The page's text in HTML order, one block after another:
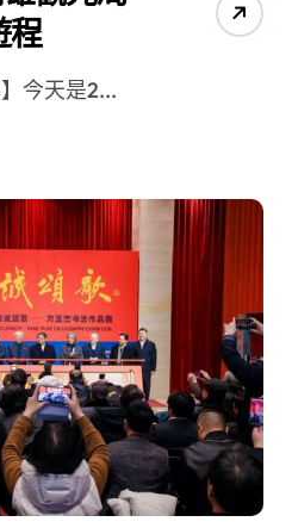
程
】今天是2...